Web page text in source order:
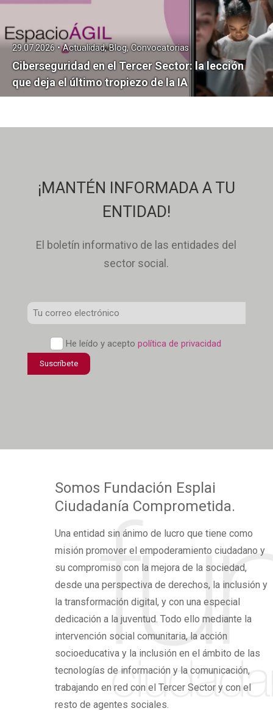
Ciberseguridad en el Tercer Sector: la lección
que deja el último tropiezo de la IA
29.07.2026 • Actualidad, Blog, Convocatorias
¡MANTÉN INFORMADA A TU
ENTIDAD!
El boletín informativo de las entidades del
sector social.
Correo
Política
confidencialidad
He leído y aceptopolítica de privacidad
Suscríbete
Somos Fundación Esplai
Ciudadanía Comprometida.
Una entidad sin ánimo de lucro que tiene como
misión promover el empoderamiento ciudadano y
su compromiso con la mejora de la sociedad,
desde una perspectiva de derechos, la inclusión y
la transformación digital, y con una especial
dedicación a la juventud. Todo ello mediante la
intervención social comunitaria, la acción
socioeducativa y la inclusión en el ámbito de las
tecnologías de información y la comunicación,
trabajando en red con el Tercer Sector y con el
resto de agentes sociales.